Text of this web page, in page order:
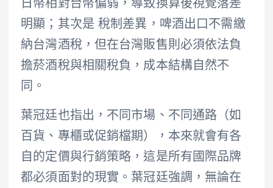
日幣相對台幣偏弱，導致換算後視覺落差
明顯；其次是 稅制差異，啤酒出口不需繳
納台灣酒稅，但在台灣販售則必須依法負
擔菸酒稅與相關稅負，成本結構自然不
同。
葉冠廷也指出，不同市場、不同通路（如
百貨、專櫃或促銷檔期），本來就會有各
自的定價與行銷策略，這是所有國際品牌
都必須面對的現實。葉冠廷強調，無論在